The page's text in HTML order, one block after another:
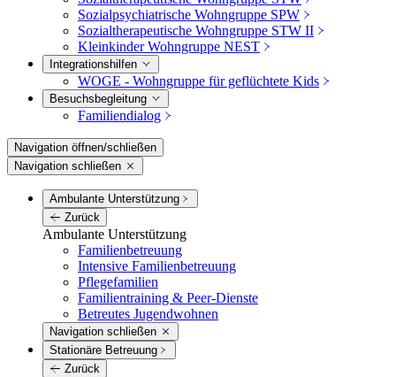
Sozialpsychiatrische Wohngruppe SPW
Sozialtherapeutische Wohngruppe STW II
Kleinkinder Wohngruppe NEST
Integrations­hilfen
WOGE - Wohngruppe für geflüchtete Kids
Besuchs­begleitung
Familiendialog
Navigation öffnen/schließen
Navigation schließen
Ambulante Unterstützung
Zurück
Ambulante Unterstützung
Familienbetreuung
Intensive Familienbetreuung
Pflegefamilien
Familientraining & Peer-Dienste
Betreutes Jugendwohnen
Navigation schließen
Stationäre Betreuung
Zurück